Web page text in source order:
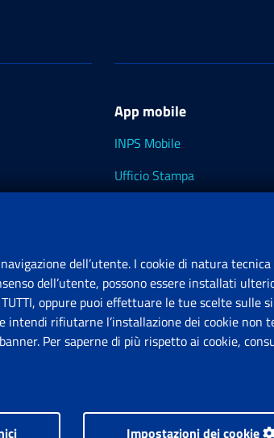
App mobile
INPS Mobile
Ufficio Stampa
Sede Legale: Via Ciro il
00144 Roma
P.IVA 02121151001
Facebook: Apre
Twitter:
dell’utente. I cookie di natura tecnica
dell’utente, possono essere installati
oppure puoi effettuare le tue scelte sulle
intendi rifiutarne l’installazione dei cookie non
Per saperne di più rispetto ai cookie,
Impostazioni dei cookie